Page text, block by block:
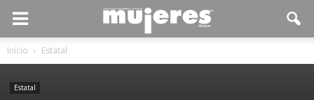
Inicio Estatal
Estatal